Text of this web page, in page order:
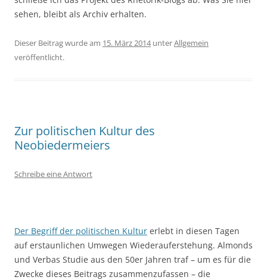
sehen, bleibt als Archiv erhalten.
Dieser Beitrag wurde am 15. März 2014unterAllgemein
veröffentlicht.
Zur politischen Kultur des
Neobiedermeiers
Schreibe eine Antwort
Der Begriff der politischen Kultur erlebt in diesen Tagen
auf erstaunlichen Umwegen Wiederauferstehung. Almonds
und Verbas Studie aus den 50er Jahren traf – um es für die
Zwecke dieses Beitrags zusammenzufassen – die